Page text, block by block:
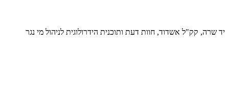
יד שרה, קק"ל אשדוד, חוות דעת ותוכנית הידרולוגית לניהול מי נגר